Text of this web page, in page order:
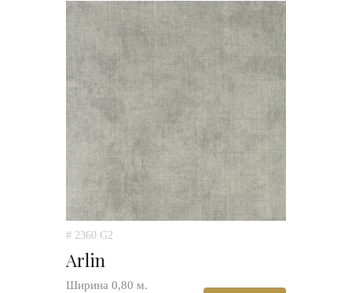
# 2360 G2
Arlin
Ширина 0,80 м.